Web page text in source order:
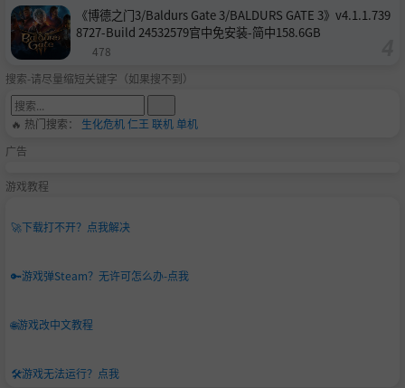
《博德之门3/Baldurs Gate 3/BALDURS GATE 3》v4.1.1.739
8727-Build 24532579官中免安装-简中158.6GB
478
搜索-请尽量缩短关键字（如果搜不到）
🔥 热门搜索： 生化危机仁王联机单机
广告
游戏教程
🚀下载打不开？点我解决
🔑游戏弹Steam？无许可怎么办-点我
🌐游戏改中文教程
🛠️游戏无法运行？点我